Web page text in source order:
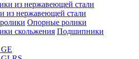
из нержавеющей стали
Опорные ролики
Подшипники